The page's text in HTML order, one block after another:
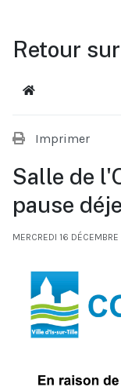
Retour
Accueil
Imprimer
Salle de
pause
MERCREDI 16